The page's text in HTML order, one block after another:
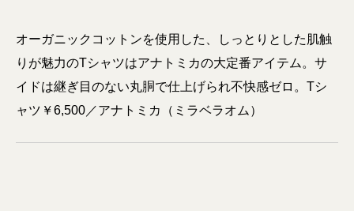
オーガニックコットンを使用した、しっとりとした肌触
りが魅力のTシャツはアナトミカの大定番アイテム。サ
イドは継ぎ目のない丸胴で仕上げられ不快感ゼロ。Tシ
ャツ￥6,500／アナトミカ（ミラベラオム）